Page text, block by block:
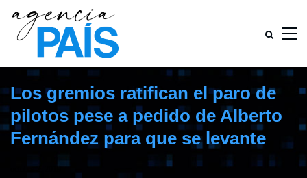
Los gremios ratifican el paro de
pilotos pese a pedido de Alberto
Fernández para que se levante